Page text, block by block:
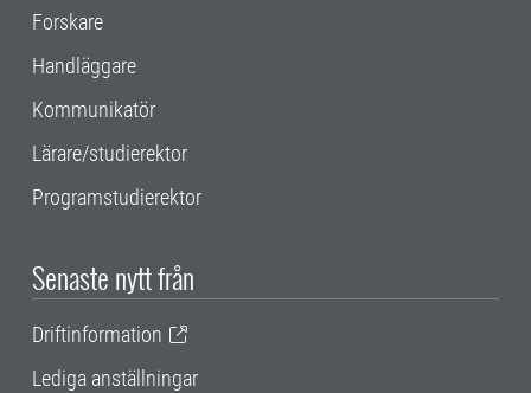
Forskare
Handläggare
Kommunikatör
Lärare/studierektor
Programstudierektor
Senaste nytt från
Driftinformation
Lediga anställningar